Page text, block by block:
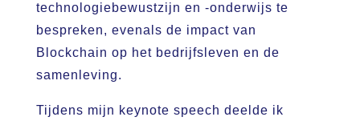
technologiebewustzijn en -onderwijs te
bespreken, evenals de impact van
Blockchain op het bedrijfsleven en de
samenleving.
Tijdens mijn keynote speech deelde ik